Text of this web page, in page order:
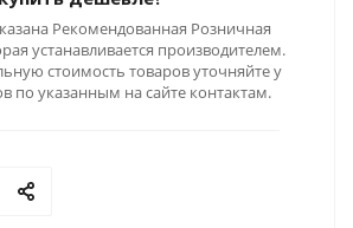
Рекомендованная Розничная
устанавливается производителем.
стоимость товаров уточняйте у
по указанным на сайте контактам.